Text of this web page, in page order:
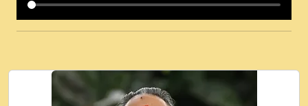
कई पकड क मर हथ र मह वदवन पहच दय! मह जन
Ki - Krishna Bhajan - New Bhajan 2020
#Ishwar Bhakti.mp3